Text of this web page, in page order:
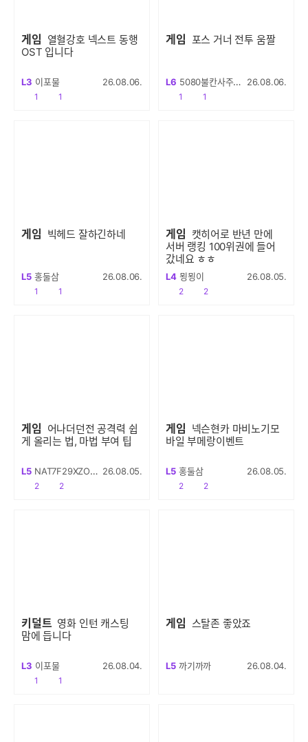
게임 열혈강호 넥스트 동행
OST 입니다
L3 이포물 26.08.06.
공감
1 1
게임 포스 거너 전투 움짤
L6 5080불칸사주새요 26.08.06.
공감
1 1
게임 빅헤드 잘하긴하네
L5 홍둘삼 26.08.06.
공감
1 1
게임 캣히어로 반년 만에
서버 랭킹 100위권에 들어
갔네요 ㅎㅎ
L4 묑묑이 26.08.05.
공감
2 댓글수
2
게임 어나더던전 공격력 쉽
게 올리는 법, 마법 부여 팁
L5 NAT7F29XZOPCVM 26.08.05.
공감
2 댓글수
2
게임 넥슨현카 마비노기모
바일 부메랑이벤트
L5 홍둘삼 26.08.05.
공감
2 댓글수
2
키덜트 영화 인턴 캐스팅
맘에 듭니다
L3 이포물 26.08.04.
공감
1 1
게임 스탈존 좋았죠
L5 까기까까 26.08.04.